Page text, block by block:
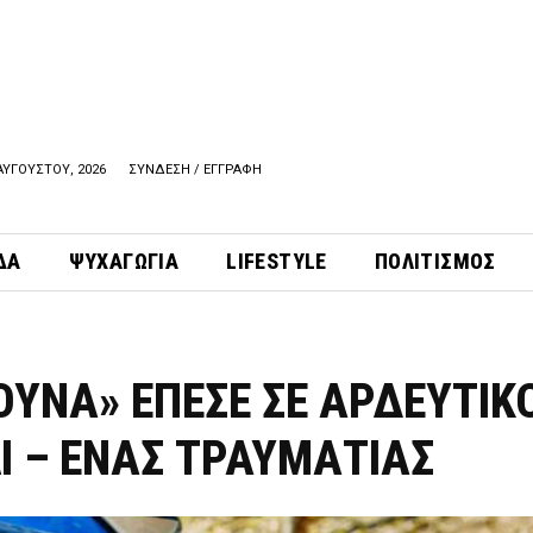
2026 ΣΥΝΔΕΣΗ / ΕΓΓΡΑΦΗ
ΨΥΧΑΓΩΓΙΑ LIFESTYLE ΠΟΛΙΤΙΣΜΟΣ
ΕΠΕΣΕ ΣΕ
– ΕΝΑΣ ΤΡΑΥΜΑΤΙΑΣ